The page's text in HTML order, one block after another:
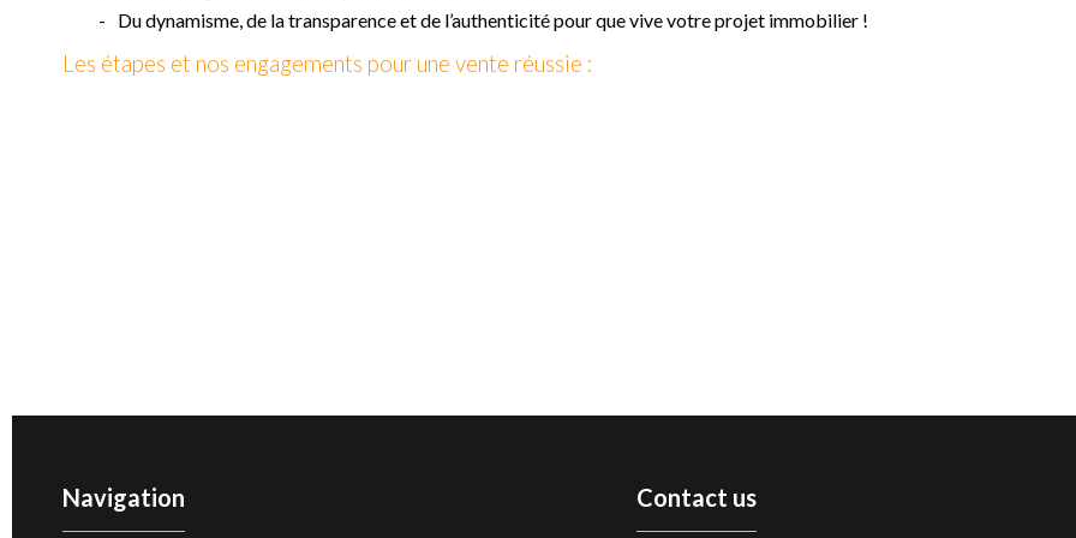
Du dynamisme, de la transparence et de l’authenticité pour que vive votre projet immobilier !
Les étapes et nos engagements pour une vente réussie :
Navigation Contact us